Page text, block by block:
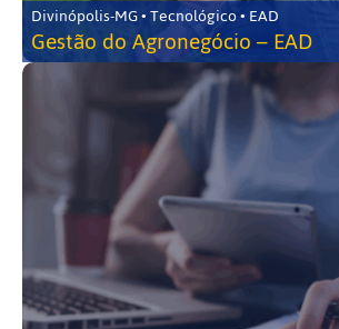
Divinópolis-MG • Tecnológico • EAD
Gestão do Agronegócio – EAD